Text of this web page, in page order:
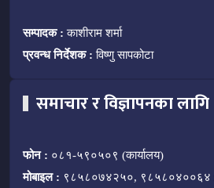
सम्पादक : काशीराम शर्मा
प्रवन्ध निर्देशक : विष्णु सापकोटा
समाचार र विज्ञापनका लागि
फोन : ०८१-५९०५०९ (कार्यालय)
मोबाइल : ९८५८०७४२५०, ९८५८०४००६४